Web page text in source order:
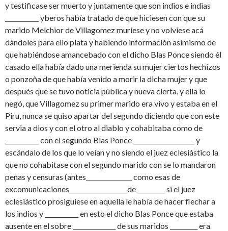
y testificase ser muerto y juntamente que son indios e indias
___________ yberos había tratado de que hiciesen con que su
marido Melchior de Villagomez muriese y no volviese acá
dándoles para ello plata y habiendo información asimismo de
que habiéndose amancebado con el dicho Blas Ponce siendo él
casado ella había dado una merienda su mujer ciertos hechizos
o ponzoña de que había venido a morir la dicha mujer y que
después que se tuvo noticia pública y nueva cierta, y ella lo
negó, que Villagomez su primer marido era vivo y estaba en el
Piru, nunca se quiso apartar del segundo diciendo que con este
servia a dios y con el otro al diablo y cohabitaba como de
___________ con el segundo Blas Ponce ____________________ y
escándalo de los que lo veían y no siendo el juez eclesiástico la
que no cohabitase con el segundo marido con se lo mandaron
penas y censuras (antes_______________ como esas de
excomunicaciones___________________de _________ si el juez
eclesiástico prosiguiese en aquella le había de hacer flechar a
los indios y ___________ en esto el dicho Blas Ponce que estaba
ausente en el sobre ______________ de sus maridos _________ era